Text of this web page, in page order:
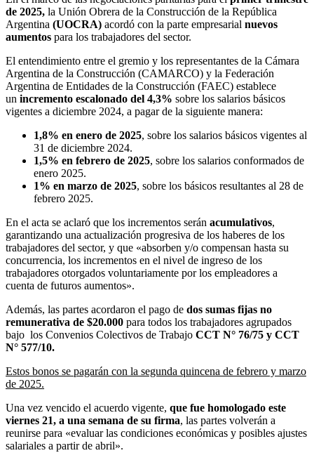
de 2025, la Unión Obrera de la Construcción de la República
Argentina (UOCRA) acordó con la parte empresarial nuevos
aumentos para los trabajadores del sector.
El entendimiento entre el gremio y los representantes de la Cámara
Argentina de la Construcción (CAMARCO) y la Federación
Argentina de Entidades de la Construcción (FAEC) establece
un incremento escalonado del 4,3% sobre los salarios básicos
vigentes a diciembre 2024, a pagar de la siguiente manera:
1,8% en enero de 2025, sobre los salarios básicos vigentes al
31 de diciembre 2024.
1,5% en febrero de 2025, sobre los salarios conformados de
enero 2025.
1% en marzo de 2025, sobre los básicos resultantes al 28 de
febrero 2025.
En el acta se aclaró que los incrementos serán acumulativos,
garantizando una actualización progresiva de los haberes de los
trabajadores del sector, y que «absorben y/o compensan hasta su
concurrencia, los incrementos en el nivel de ingreso de los
trabajadores otorgados voluntariamente por los empleadores a
cuenta de futuros aumentos».
Además, las partes acordaron el pago de dos sumas fijas no
remunerativa de $20.000 para todos los trabajadores agrupados
bajo los Convenios Colectivos de Trabajo CCT N° 76/75 y CCT
N° 577/10.
Estos bonos se pagarán con la segunda quincena de febrero y marzo
de 2025.
Una vez vencido el acuerdo vigente, que fue homologado este
viernes 21, a una semana de su firma, las partes volverán a
reunirse para «evaluar las condiciones económicas y posibles ajustes
salariales a partir de abril».